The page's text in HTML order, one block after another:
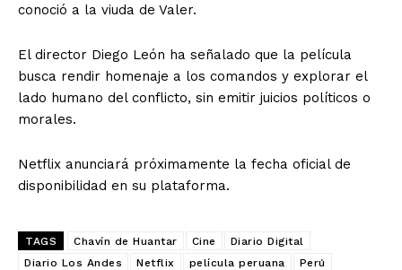
conoció a la viuda de Valer.
El director Diego León ha señalado que la película
busca rendir homenaje a los comandos y explorar el
lado humano del conflicto, sin emitir juicios políticos o
morales.
Netflix anunciará próximamente la fecha oficial de
disponibilidad en su plataforma.
TAGS Chavín de Huantar Cine
Diario Digital
Diario Los Andes
Netflix película peruana Perú